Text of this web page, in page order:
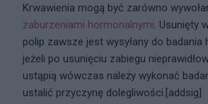
Krwawienia mogą być zarówno
zaburzeniami hormonalnymi. Usunięty
polip zawsze jest wysyłany do
jeżeli po usunięciu zabiegu
ustąpią wówczas należy wykonać
ustalić przyczynę dolegliwości.[addsig]